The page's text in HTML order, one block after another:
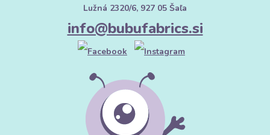
Lužná 2320/6, 927 05 Šaľa
info@bubufabrics.si